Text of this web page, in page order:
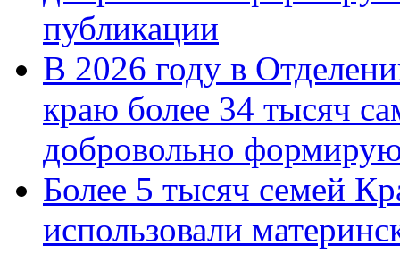
публикации
В 2026 году в
краю более 34 тысяч
добровольно
Более 5 тысяч семей
использовали